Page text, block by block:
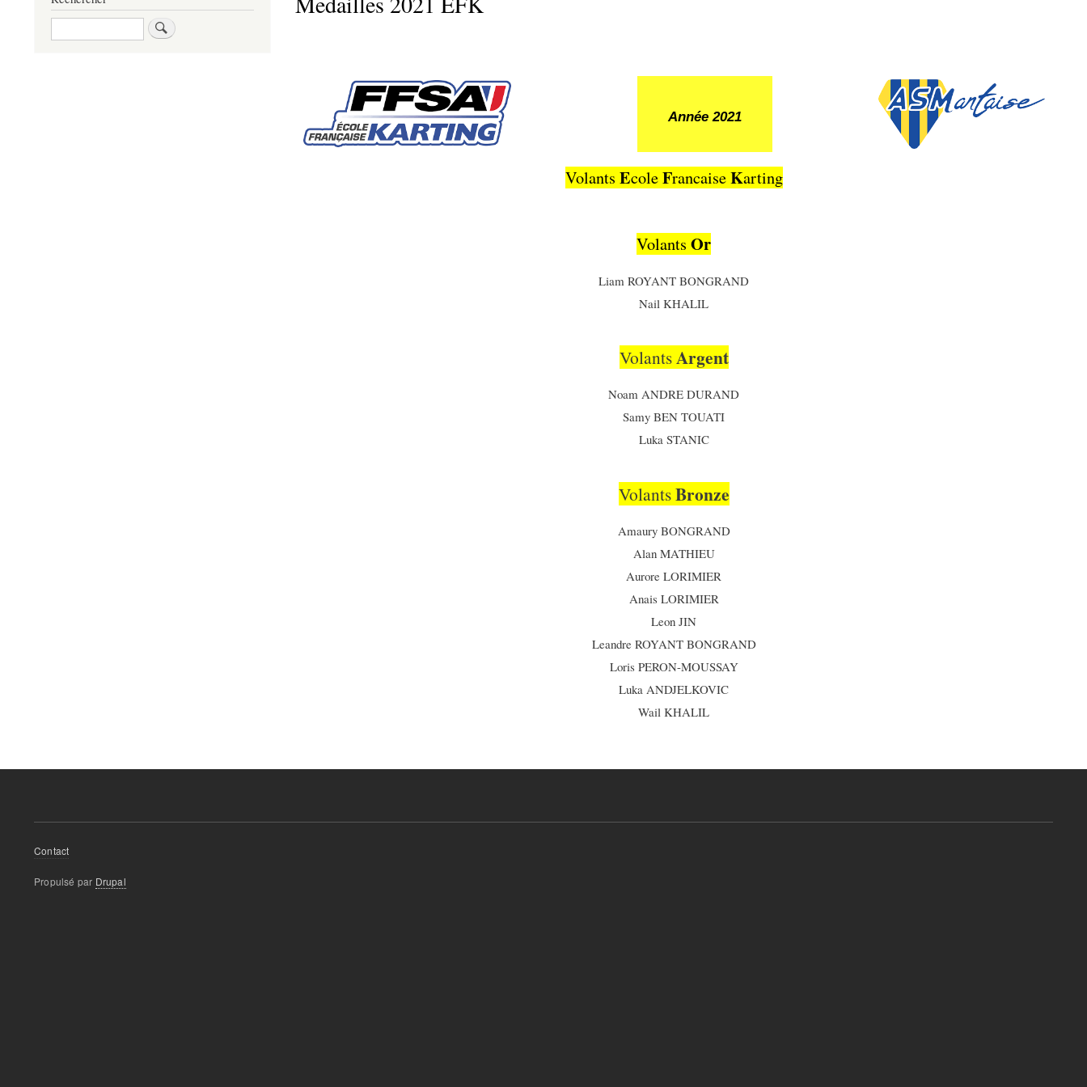
Année 2021
Volants EcoleFrancaiseKarting
VolantsOr
Liam ROYANT BONGRAND
Nail KHALIL
VolantsArgent
Noam ANDRE DURAND
Samy BEN TOUATI
Luka STANIC
VolantsBronze
Amaury BONGRAND
Alan MATHIEU
Aurore LORIMIER
Anais LORIMIER
Leon JIN
Leandre ROYANT BONGRAND
Loris PERON-MOUSSAY
Luka ANDJELKOVIC
Wail KHALIL
Rechercher
Footer
menu
Contact
Propulsé par Drupal